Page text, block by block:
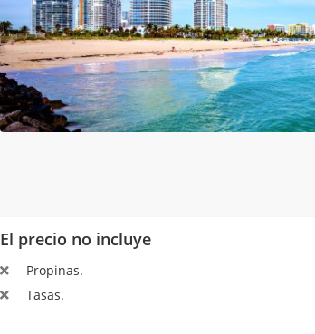
El precio no incluye
Propinas.
Tasas.